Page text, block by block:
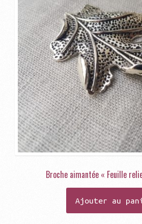
Broche aimantée « Feuille
Ajouter au